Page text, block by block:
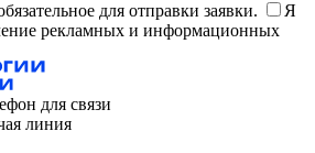
для отправки заявки.
Я
рекламных и информационных
для связи
линия